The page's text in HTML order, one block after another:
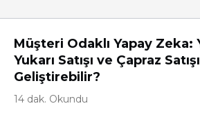
Müşteri Odaklı Yapay Zeka:
Yukarı Satışı ve Çapraz Satışı
Geliştirebilir?
14 dak. Okundu